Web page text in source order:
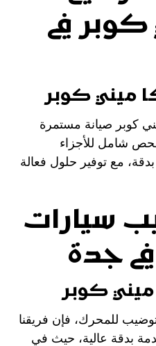
كوبر في
ميني كوبر
كوبر صيانة مستمرة
شامل للأجزاء
مع توفير حلول فعالة
سيارات
جدة
كوبر
للمحرك، فإن فريقنا
بدقة عالية، حيث في